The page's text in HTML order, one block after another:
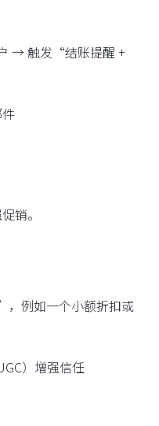
→ 触发“结账提醒 +
销。
例如一个小额折扣或
）增强信任